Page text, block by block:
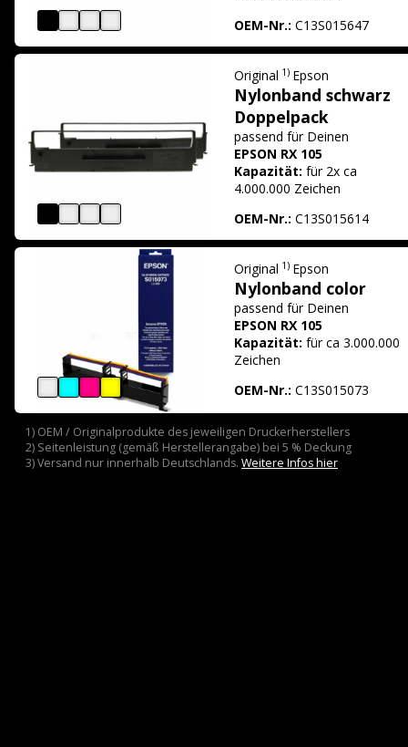
OEM-Nr.: C13S015647
Original 1) Epson
Nylonband schwarz
Doppelpack
passend für Deinen
EPSON RX 105
Kapazität: für 2x ca
4.000.000 Zeichen
OEM-Nr.: C13S015614
Original 1) Epson
Nylonband color
passend für Deinen
EPSON RX 105
Kapazität: für ca 3.000.000
Zeichen
OEM-Nr.: C13S015073
1) OEM / Originalprodukte des jeweiligen Druckerherstellers
2) Seitenleistung (gemäß Herstellerangabe) bei 5 % Deckung
3) Versand nur innerhalb Deutschlands. Weitere Infos hier